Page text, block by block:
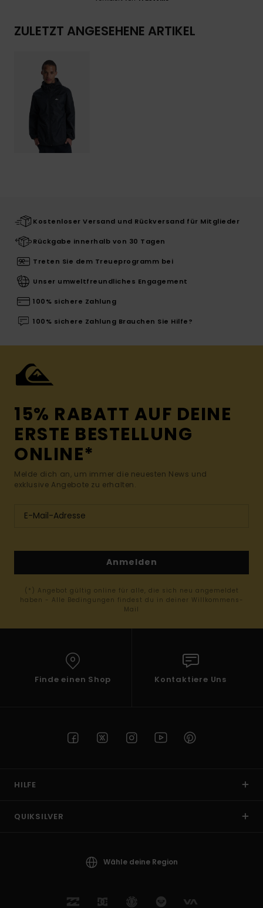
ZULETZT ANGESEHENE ARTIKEL
Kostenloser Versand und Rückversand für Mitglieder
Rückgabe innerhalb von 30 Tagen
Treten Sie dem Treueprogramm bei
Unser umweltfreundliches Engagement
100% sichere Zahlung
100% sichere Zahlung Brauchen Sie Hilfe?
15% RABATT AUF DEINE
ERSTE BESTELLUNG
ONLINE*
Melde dich an, um immer die neuesten News und
exklusive Angebote zu erhalten.
Anmelden
(*) Angebot gültig online für alle, die sich neu angemeldet
haben - Alle Bedingungen findest du in deiner Willkommens-
Mail
Finde einen Shop Kontaktiere Uns
HILFE
QUIKSILVER
Wähle deine Region